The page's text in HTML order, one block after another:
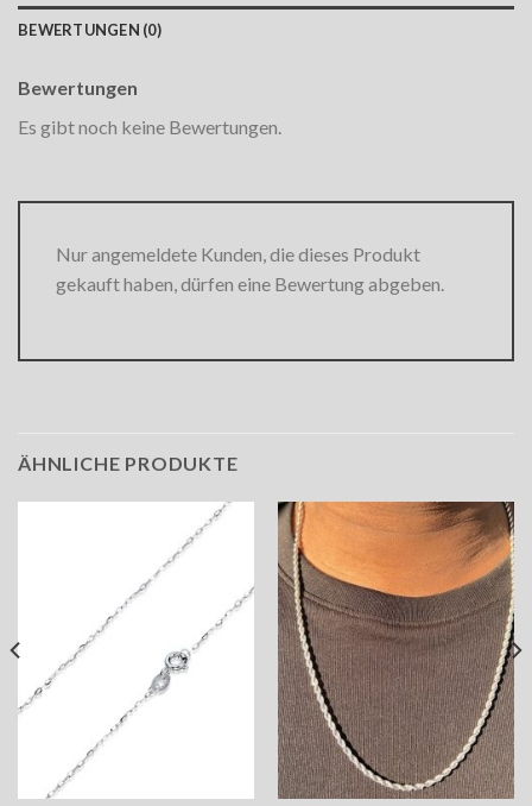
BEWERTUNGEN (0)
Bewertungen
Es gibt noch keine Bewertungen.
Nur angemeldete Kunden, die dieses Produkt
gekauft haben, dürfen eine Bewertung abgeben.
ÄHNLICHE PRODUKTE